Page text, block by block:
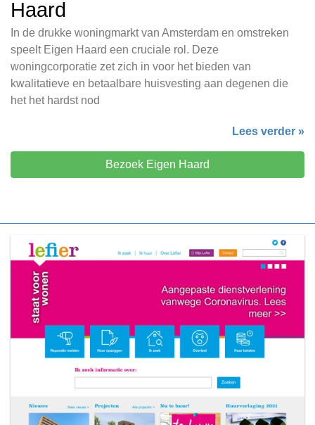
Haard
In de drukke woningmarkt van Amsterdam en omstreken
speelt Eigen Haard een cruciale rol. Deze
woningcorporatie zet zich in voor het bieden van
kwalitatieve en betaalbare huisvesting aan degenen die
het het hardst nod
Lees verder »
Bezoek Eigen Haard